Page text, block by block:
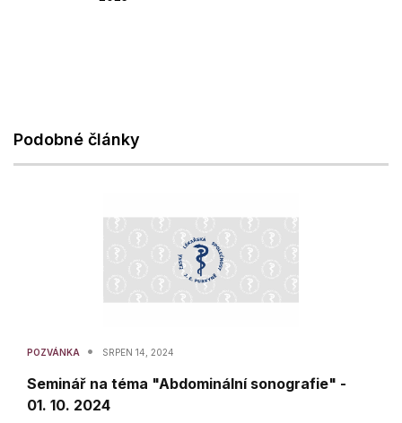
Podobné články
POZVÁNKA • SRPEN 14, 2024
Seminář na téma "Abdominální sonografie" -
01. 10. 2024